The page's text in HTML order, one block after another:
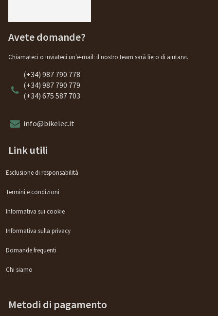
Avete domande?
Chiamateci o inviateci un'e-mail: il nostro team sarà lieto di aiutarvi.
(+34) 987 790 778
(+34) 987 790 779
(+34) 675 587 703
info@bikelec.it
Link utili
Esclusione di responsabilità
Termini e condizioni
Informativa sui cookie
Informativa sulla privacy
Domande frequenti
Chi siamo
Metodi di pagamento